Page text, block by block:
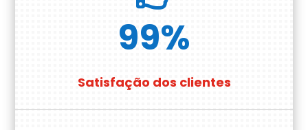
99%
Satisfação dos clientes